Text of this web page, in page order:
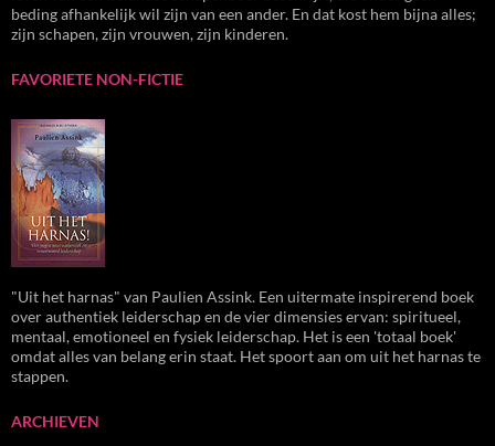
beding afhankelijk wil zijn van een ander. En dat kost hem bijna alles;
zijn schapen, zijn vrouwen, zijn kinderen.
FAVORIETE NON-FICTIE
"Uit het harnas" van Paulien Assink. Een uitermate inspirerend boek
over authentiek leiderschap en de vier dimensies ervan: spiritueel,
mentaal, emotioneel en fysiek leiderschap. Het is een 'totaal boek'
omdat alles van belang erin staat. Het spoort aan om uit het harnas te
stappen.
ARCHIEVEN